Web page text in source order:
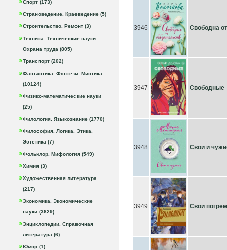
Спорт (173)
Страноведение. Краеведение (5)
Строительство. Ремонт (3)
Техника. Технические науки.
Охрана труда (805)
Транспорт (202)
Фантастика. Фэнтези. Мистика
(10124)
Физико-математические науки
(25)
Филология. Языкознание (1770)
Философия. Логика. Этика.
Эстетика (7)
Фольклор. Мифология (549)
Химия (3)
Художественная литература
(217)
Экономика. Экономические
науки (3629)
Энциклопедии. Справочная
литература (6)
Юмор (1)
3946 Свободна
3947 Свободные
3948 Свои и
3949 Свои